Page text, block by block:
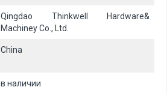
Qingdao Thinkwell Hardware&
Machiney Co., Ltd.
China
в наличии